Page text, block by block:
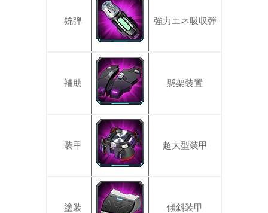
銃弾 強力エネ吸収弾
補助 懸架装置
装甲 超大型装甲
塗装 傾斜装甲